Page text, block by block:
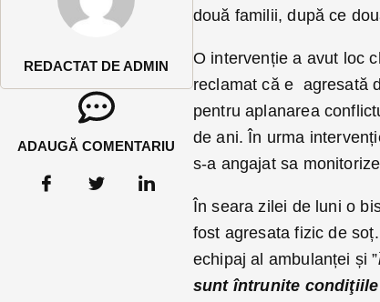
REDACTAT DE ADMIN
ADAUGĂ COMENTARIU
două familii, după ce
O intervenție a avut loc
reclamat că e agresată
pentru aplanarea
de ani. În urma
s-a angajat sa
În seara zilei de luni o
fost agresata fizic de
echipaj al ambulanței și ”
sunt întrunite